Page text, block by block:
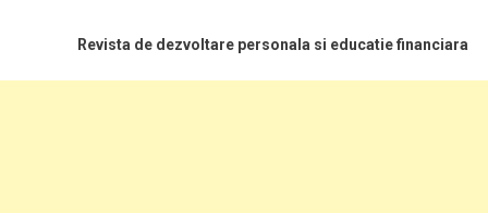
Revista de dezvoltare personala si educatie financiara